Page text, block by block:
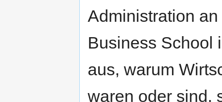
Administration
Business School
aus, warum
waren oder sind,